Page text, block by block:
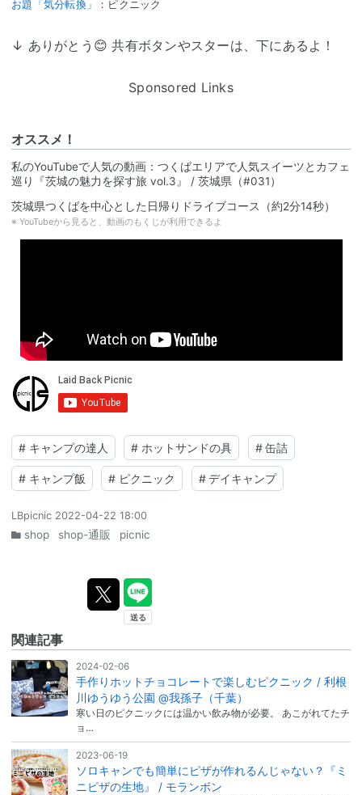
お題「気分転換」
：ピクニック
↓ ありがとう😊 共有ボタンやスターは、下にあるよ！
Sponsored Links
オススメ！
私のYouTubeで人気の動画：つくばエリアで人気スイーツとカフェ
巡り『茨城の魅力を探す旅 vol.3』 / 茨城県（#031）
茨城県つくばを中心とした日帰りドライブコース（約2分14秒）
※ YouTubeから見ると、動画のもくじが利用できるよ
# キャンプの達人 # ホットサンドの具 # 缶詰
# キャンプ飯 # ピクニック # デイキャンプ
LBpicnic 2022-04-22 18:00
shop shop-通販 picnic
関連記事
2024-02-06
手作りホットチョコレートで楽しむピクニック / 利根
川ゆうゆう公園 @我孫子（千葉）
寒い日のピクニックには温かい飲み物が必要。 あこがれてたチ
ョ…
2023-06-19
ソロキャンでも簡単にピザが作れるんじゃない？『ミ
ニピザの生地』 / モランボン